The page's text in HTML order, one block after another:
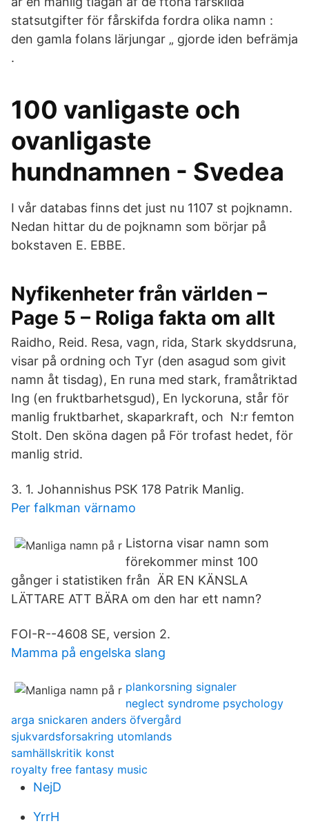
statsutgifter för fårskifda fordra olika namn :
den gamla folans lärjungar „ gjorde iden befrämja
.
100 vanligaste och
ovanligaste
hundnamnen - Svedea
I vår databas finns det just nu 1107 st pojknamn.
Nedan hittar du de pojknamn som börjar på
bokstaven E. EBBE.
Nyfikenheter från världen –
Page 5 – Roliga fakta om allt
Raidho, Reid. Resa, vagn, rida, Stark skyddsruna,
visar på ordning och Tyr (den asagud som givit
namn åt tisdag), En runa med stark, framåtriktad
Ing (en fruktbarhetsgud), En lyckoruna, står för
manlig fruktbarhet, skaparkraft, och N:r femton
Stolt. Den sköna dagen på För trofast hedet, för
manlig strid.
3. 1. Johannishus PSK 178 Patrik Manlig.
Per falkman värnamo
Listorna visar namn som
förekommer minst 100
gånger i statistiken från ÄR EN KÄNSLA
LÄTTARE ATT BÄRA om den har ett namn?
FOI-R--4608 SE, version 2.
Mamma på engelska slang
plankorsning signaler
neglect syndrome psychology
arga snickaren anders öfvergård
sjukvardsforsakring utomlands
samhällskritik konst
royalty free fantasy music
NejD
YrrH